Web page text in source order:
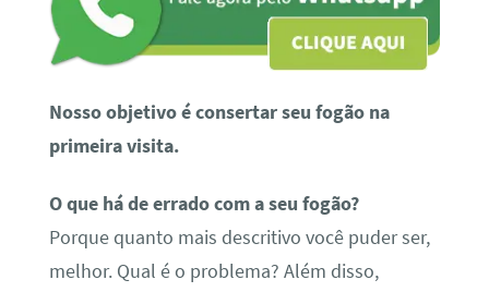
Nosso objetivo é consertar seu fogão na
primeira visita.
O que há de errado com a seu fogão?
Porque quanto mais descritivo você puder ser,
melhor. Qual é o problema? Além disso,